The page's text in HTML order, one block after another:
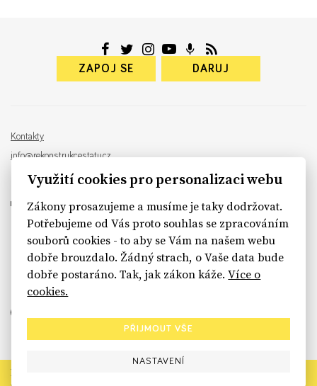
ZAPOJ SE DARUJ
Kontakty
info@rekonstrukcestatu.cz
Návrh a vývoj: Sinfin , ilustrace:
sinfin.digital
Rekonstrukce státu končí. Její členské organizace však dál
Využití cookies pro personalizaci webu
Zákony prosazujeme a musíme je taky dodržovat.
Potřebujeme od Vás proto souhlas se zpracováním
souborů cookies - to aby se Vám na našem webu
dobře brouzdalo. Žádný strach, o Vaše data bude
dobře postaráno. Tak, jak zákon káže.Více o
cookies.
PŘIJMOUT VŠE
NASTAVENÍ